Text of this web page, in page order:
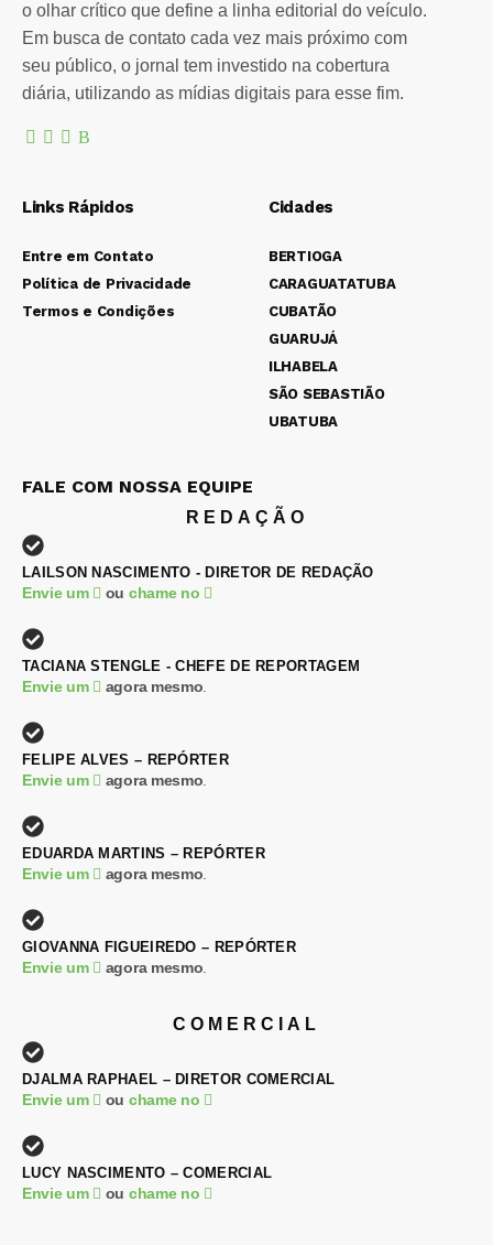
o olhar crítico que define a linha editorial do veículo.
Em busca de contato cada vez mais próximo com
seu público, o jornal tem investido na cobertura
diária, utilizando as mídias digitais para esse fim.
Links Rápidos
Entre em Contato
Política de Privacidade
Termos e Condições
Cidades
BERTIOGA
CARAGUATATUBA
CUBATÃO
GUARUJÁ
ILHABELA
SÃO SEBASTIÃO
UBATUBA
FALE COM NOSSA EQUIPE
REDAÇÃO
LAILSON NASCIMENTO - DIRETOR DE REDAÇÃO
Envie um ou chame no
TACIANA STENGLE - CHEFE DE REPORTAGEM
Envie um agora mesmo.
FELIPE ALVES – REPÓRTER
Envie um agora mesmo.
EDUARDA MARTINS – REPÓRTER
Envie um agora mesmo.
GIOVANNA FIGUEIREDO – REPÓRTER
Envie um agora mesmo.
COMERCIAL
DJALMA RAPHAEL – DIRETOR COMERCIAL
Envie um ou chame no
LUCY NASCIMENTO – COMERCIAL
Envie um ou chame no